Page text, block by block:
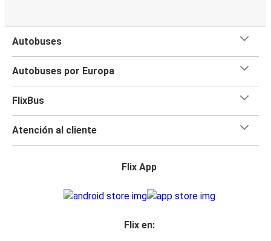
Autobuses
Autobuses por Europa
FlixBus
Atención al cliente
Flix App
Flix en: